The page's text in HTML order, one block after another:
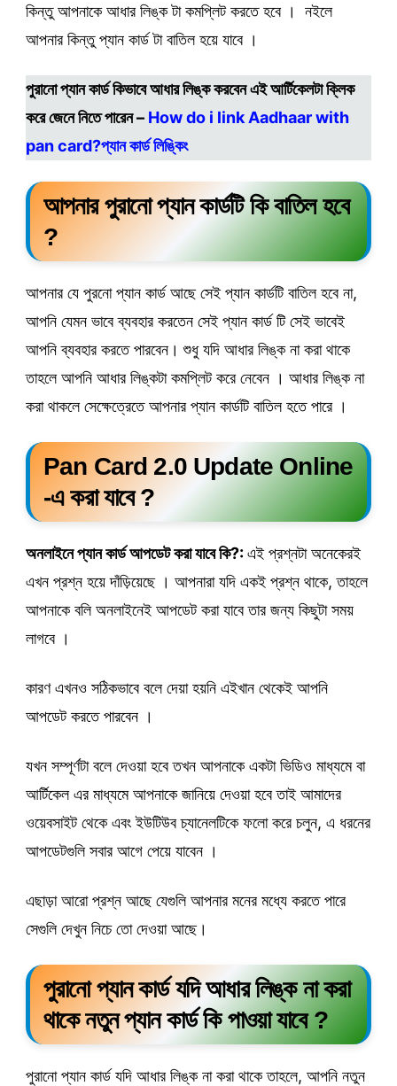
কিন্তু আপনাকে আধার লিঙ্ক টা কমপ্লিট করতে হবে । নইলে
আপনার কিন্তু প্যান কার্ড টা বাতিল হয়ে যাবে ।
পুরানো প্যান কার্ড কিভাবে আধার লিঙ্ক করবেন এই আর্টিকেলটা ক্লিক
করে জেনে নিতে পারেন – How do i link Aadhaar with
pan card?প্যান কার্ড লিঙ্কিং
আপনার পুরানো প্যান কার্ডটি কি বাতিল হবে
?
আপনার যে পুরনো প্যান কার্ড আছে সেই প্যান কার্ডটি বাতিল হবে না,
আপনি যেমন ভাবে ব্যবহার করতেন সেই প্যান কার্ড টি সেই ভাবেই
আপনি ব্যবহার করতে পারবেন। শুধু যদি আধার লিঙ্ক না করা থাকে
তাহলে আপনি আধার লিঙ্কটা কমপ্লিট করে নেবেন । আধার লিঙ্ক না
করা থাকলে সেক্ষেত্রেতে আপনার প্যান কার্ডটি বাতিল হতে পারে ।
Pan Card 2.0 Update Online
-এ করা যাবে ?
অনলাইনে প্যান কার্ড আপডেট করা যাবে কি?:এই প্রশ্নটা অনেকেরই
এখন প্রশ্ন হয়ে দাঁড়িয়েছে । আপনারা যদি একই প্রশ্ন থাকে, তাহলে
আপনাকে বলি অনলাইনেই আপডেট করা যাবে তার জন্য কিছুটা সময়
লাগবে ।
কারণ এখনও সঠিকভাবে বলে দেয়া হয়নি এইখান থেকেই আপনি
আপডেট করতে পারবেন ।
যখন সম্পূর্ণটা বলে দেওয়া হবে তখন আপনাকে একটা ভিডিও মাধ্যমে বা
আর্টিকেল এর মাধ্যমে আপনাকে জানিয়ে দেওয়া হবে তাই আমাদের
ওয়েবসাইট থেকে এবং ইউটিউব চ্যানেলটিকে ফলো করে চলুন, এ ধরনের
আপডেটগুলি সবার আগে পেয়ে যাবেন ।
এছাড়া আরো প্রশ্ন আছে যেগুলি আপনার মনের মধ্যে করতে পারে
সেগুলি দেখুন নিচে তো দেওয়া আছে।
পুরানো প্যান কার্ড যদি আধার লিঙ্ক না করা
থাকে নতুন প্যান কার্ড কি পাওয়া যাবে ?
পুরানো প্যান কার্ড যদি আধার লিঙ্ক না করা থাকে তাহলে, আপনি নতুন